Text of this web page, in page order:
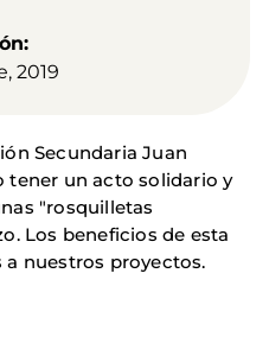
2019
Secundaria Juan
tener un acto solidario y
"rosquilletas
Los beneficios de esta
nuestros proyectos.